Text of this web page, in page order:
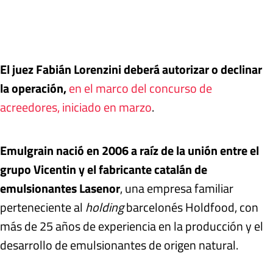
El juez Fabián Lorenzini deberá autorizar o declinar
la operación,en el marco del concurso de
acreedores, iniciado en marzo.
Emulgrain nació en 2006 a raíz de la unión entre el
grupo Vicentin y el fabricante catalán de
emulsionantes Lasenor, una empresa familiar
perteneciente al holdingbarcelonés Holdfood, con
más de 25 años de experiencia en la producción y el
desarrollo de emulsionantes de origen natural.